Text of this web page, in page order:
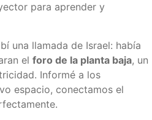
para aprender y
una llamada de Israel: había
el foro de la planta baja, un
Informé a los
espacio, conectamos el